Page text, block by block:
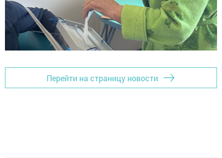
Перейти на страницу новости